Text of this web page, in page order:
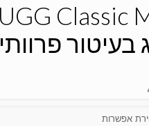
פרוותי